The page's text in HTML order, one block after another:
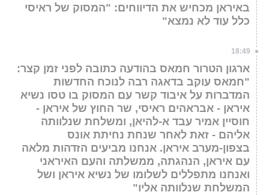
באיראן מכחיש את הדיווחים: "המסוק של ראיסי
כלל עוד לא נמצא"
18:49
ארגון הטרור חמאס בהודעה כתובה לפני זמן קצר:
"חמאס עוקב בדאגה רבה לנוכח החדשות
המדברות על איבוד קשר עם המסוק בו טסו נשיא
איראן - אבראהים ראיסי, שר החוץ של איראן -
חוסיין אמיר עבד א-להיאן, ומשלחת שנלוותה
אליהם - זאת לאחר שנחת נחיתת אונס
בצפון-מערב איראן. אנחנו מביעים הזדהות מלאה
עם איראן, הנהגתה, ממשלתה והעם האיראני
ואנחנו מתפללים לשלומו של נשיא איראן ושל
המשלחת שנלוותה אליו"